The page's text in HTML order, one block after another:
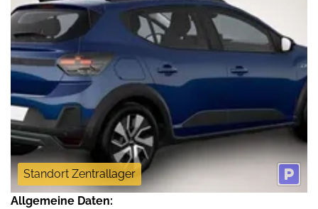
Standort Zentrallager
Allgemeine Daten: